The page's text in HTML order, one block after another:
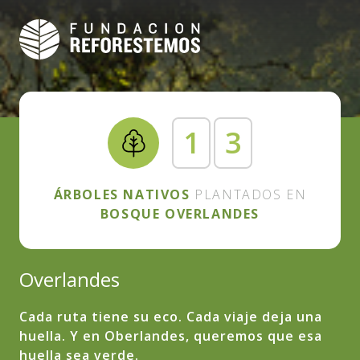
Overlandes
Cada ruta tiene su eco. Cada viaje deja una
huella. Y en Oberlandes, queremos que esa
huella sea verde.
1 3
ÁRBOLES NATIVOS PLANTADOS EN
BOSQUE OVERLANDES